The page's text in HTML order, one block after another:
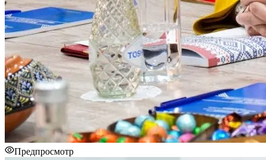
Предпросмотр